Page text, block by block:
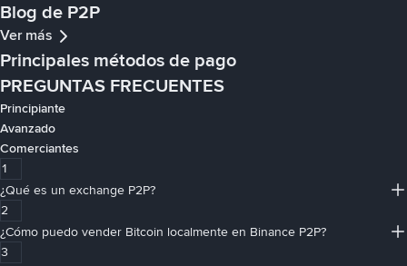
Blog de P2P
Ver más
Principales métodos de pago
PREGUNTAS FRECUENTES
Principiante
Avanzado
Comerciantes
1
¿Qué es un exchange P2P?
2
¿Cómo puedo vender Bitcoin localmente en Binance P2P?
3